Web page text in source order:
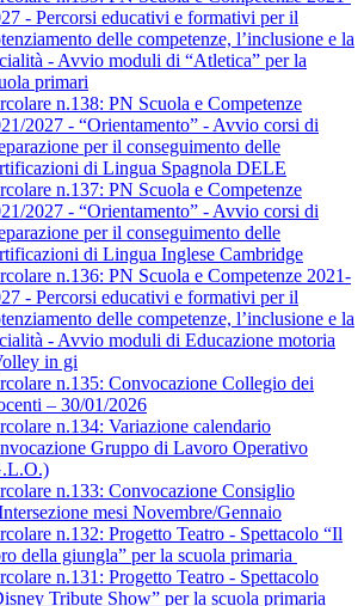
- Percorsi educativi e formativi per il
delle competenze, l’inclusione e la
- Avvio moduli di “Atletica” per la
primari
n.138: PN Scuola e Competenze
2027 - “Orientamento” - Avvio corsi di
per il conseguimento delle
di Lingua Spagnola DELE
n.137: PN Scuola e Competenze
2027 - “Orientamento” - Avvio corsi di
per il conseguimento delle
di Lingua Inglese Cambridge
n.136: PN Scuola e Competenze 2021-
- Percorsi educativi e formativi per il
delle competenze, l’inclusione e la
- Avvio moduli di Educazione motoria
in gi
n.135: Convocazione Collegio dei
– 30/01/2026
n.134: Variazione calendario
Gruppo di Lavoro Operativo
n.133: Convocazione Consiglio
mesi Novembre/Gennaio
n.132: Progetto Teatro - Spettacolo “Il
della giungla” per la scuola primaria
n.131: Progetto Teatro - Spettacolo
Tribute Show” per la scuola primaria